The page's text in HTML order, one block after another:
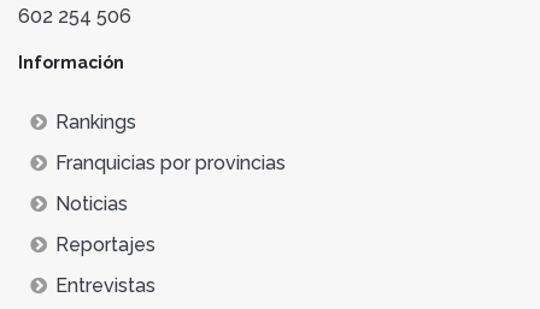
602 254 506
Información
Rankings
Franquicias por provincias
Noticias
Reportajes
Entrevistas